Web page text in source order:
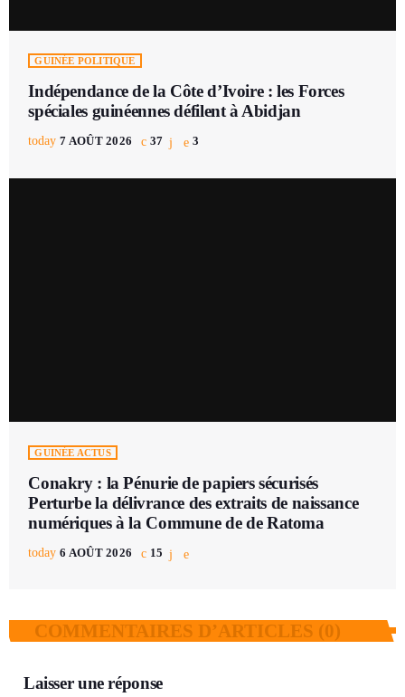
GUINÉE POLITIQUE
Indépendance de la Côte d’Ivoire : les Forces
spéciales guinéennes défilent à Abidjan
today 7 AOÛT 2026 37 3
GUINÉE ACTUS
Conakry : la Pénurie de papiers sécurisés
Perturbe la délivrance des extraits de naissance
numériques à la Commune de de Ratoma
today 6 AOÛT 2026 15
COMMENTAIRES D’ARTICLES (0)
Laisser une réponse